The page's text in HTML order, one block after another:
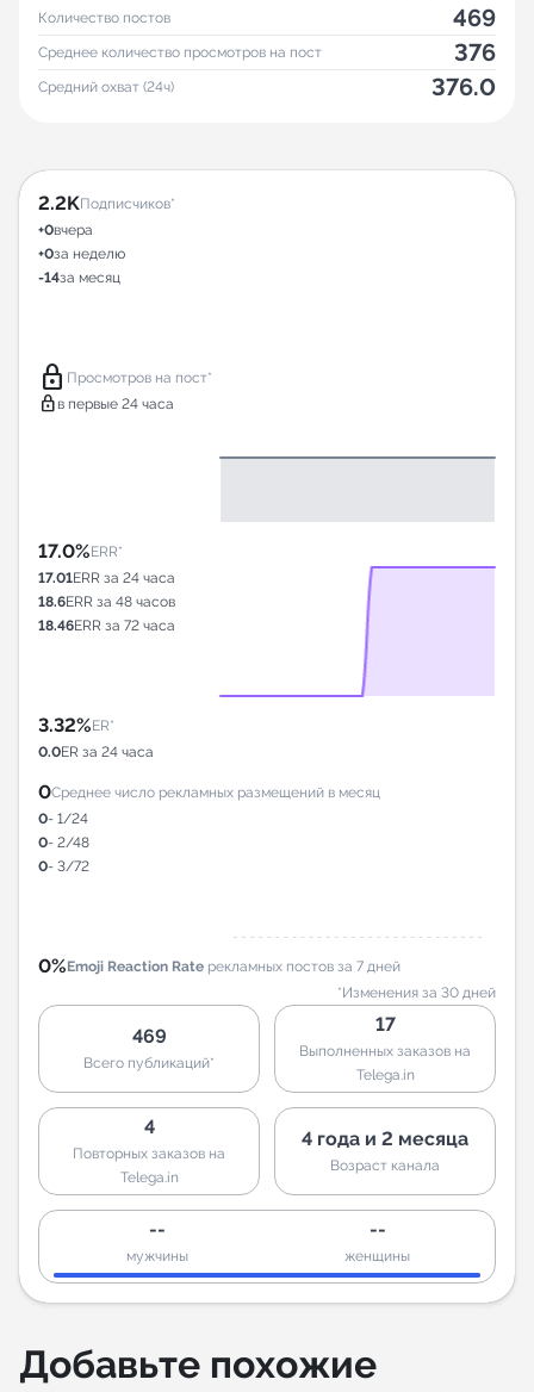
Количество постов 469
Среднее количество просмотров на пост 376
Средний охват (24ч) 376.0
2.2KПодписчиков*
+0вчера
+0за неделю
-14за месяц
lock Просмотров на пост*
lock в первые 24 часа
17.0%ERR*
17.01ERR за 24 часа
18.6ERR за 48 часов
18.46ERR за 72 часа
3.32%ER*
0.0ER за 24 часа
0Среднее число рекламных размещений в месяц
0- 1/24
0- 2/48
0- 3/72
0%Emoji Reaction Rate рекламных постов за 7 дней
*Изменения за 30 дней
469
Всего публикаций*
17
Выполненных заказов на
Telega.in
4
Повторных заказов на
Telega.in
4 года и 2 месяца
Возраст канала
--
мужчины
--
женщины
Добавьте похожие